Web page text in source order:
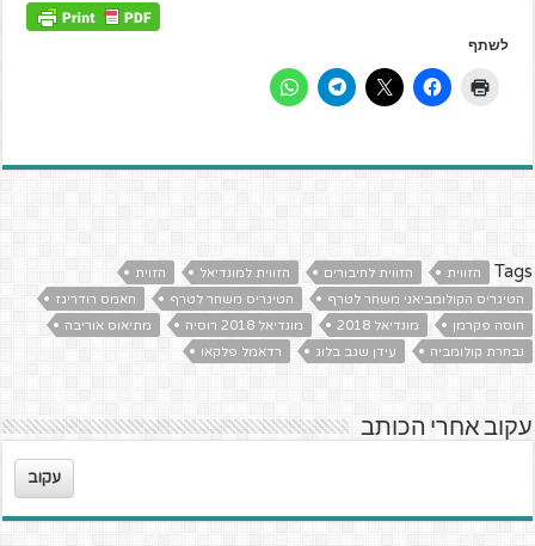
לשתף
Tags הזווית הזווית לחיבורים הזווית למונדיאל
הזוית
הטיגריס הקולומביאני משחר לטרף
הטיגריס משחר לטרף
חאמס רודריגז
חוסה פקרמן
מונדיאל 2018 מונדיאל 2018 רוסיה
מתיאוס אוריבה
נבחרת קולומביה
עידן שגב בלוג רדאמל פלקאו
עקוב אחרי הכותב
עקוב